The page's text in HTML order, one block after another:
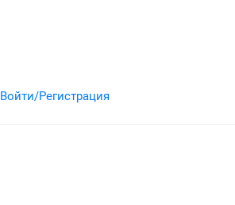
Войти/Регистрация